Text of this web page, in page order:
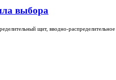
выбора
щит, вводно-